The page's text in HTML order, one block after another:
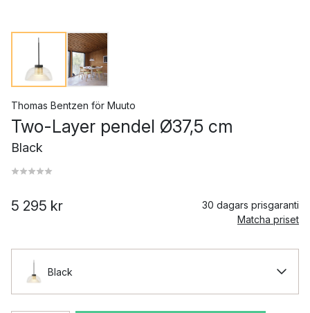
Thomas Bentzen för Muuto
Two-Layer pendel Ø37,5 cm
Black
5 295 kr
30 dagars prisgaranti
Matcha priset
Black